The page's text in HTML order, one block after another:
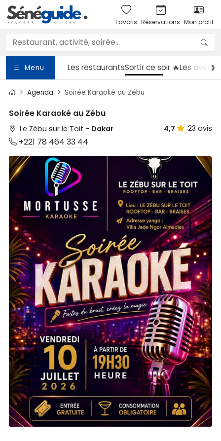
Favoris Réservations Mon profil
Menu Les restaurantsSortirce soir 🔥Les
Agenda Soirée Karaoké au Zébu
Soirée Karaoké au Zébu
Le Zébu sur le Toit - Dakar 4,7 23 avis
+221 78 464 33 44